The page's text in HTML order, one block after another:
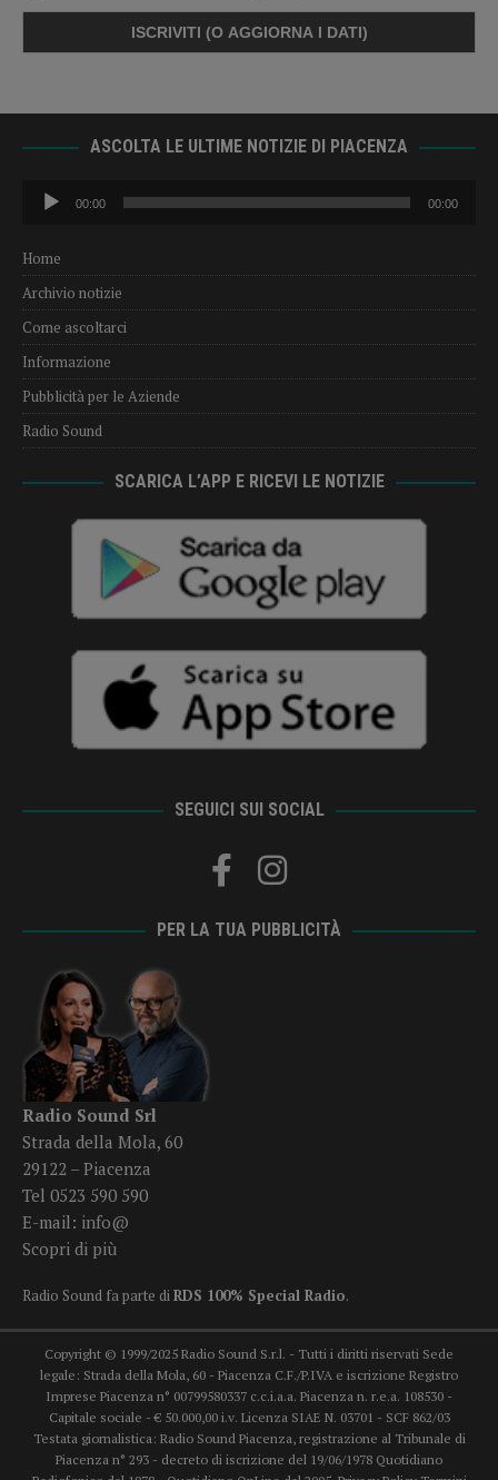
ASCOLTA LE ULTIME NOTIZIE DI PIACENZA
Audio
Player
00:00 00:00
Home
Archivio notizie
Come ascoltarci
Informazione
Pubblicità per le Aziende
Radio Sound
SCARICA L’APP E RICEVI LE NOTIZIE
SEGUICI SUI SOCIAL
PER LA TUA PUBBLICITÀ
Radio Sound Srl
Strada della Mola, 60
29122 – Piacenza
Tel 0523 590 590
E-mail: info@
Scopri di più
Radio Sound fa parte diRDS 100% Special Radio.
Copyright © 1999/2025 Radio Sound S.r.l. - Tutti i diritti riservati Sede
legale: Strada della Mola, 60 - Piacenza C.F./P.IVA e iscrizione Registro
Imprese Piacenza n° 00799580337 c.c.i.a.a. Piacenza n. r.e.a. 108530 -
Capitale sociale - € 50.000,00 i.v. Licenza SIAE N. 03701 - SCF 862/03
Testata giornalistica: Radio Sound Piacenza, registrazione al Tribunale di
Piacenza n° 293 - decreto di iscrizione del 19/06/1978 Quotidiano